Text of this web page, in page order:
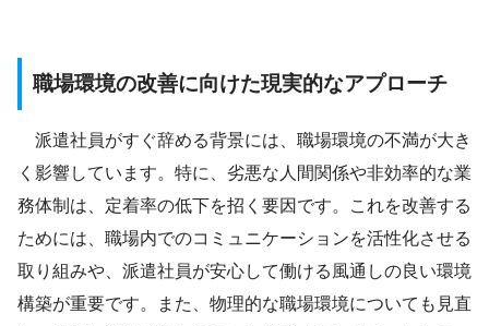
職場環境の改善に向けた現実的なアプローチ
派遣社員がすぐ辞める背景には、職場環境の不満が大き
く影響しています。特に、劣悪な人間関係や非効率的な業
務体制は、定着率の低下を招く要因です。これを改善する
ためには、職場内でのコミュニケーションを活性化させる
取り組みや、派遣社員が安心して働ける風通しの良い環境
構築が重要です。また、物理的な職場環境についても見直